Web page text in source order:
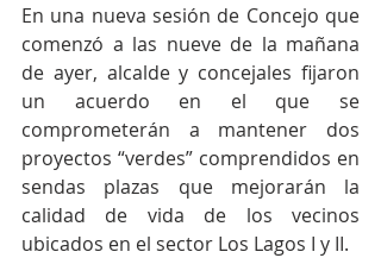
En una nueva sesión de Concejo que
comenzó a las nueve de la mañana
de ayer, alcalde y concejales fijaron
un acuerdo en el que se
comprometerán a mantener dos
proyectos “verdes” comprendidos en
sendas plazas que mejorarán la
calidad de vida de los vecinos
ubicados en el sector Los Lagos I y II.